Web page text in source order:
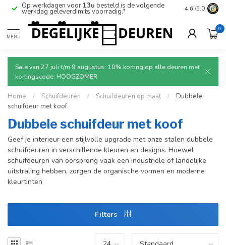
Op werkdagen voor 13u besteld is de volgende
werkdag geleverd mits voorradig.*
Ruim aanbod
deuren.
4.6 /5.0
MENU
0
Sale van 27 juli t/m 9 augustus: 10% korting op alle deuren met
kortingscode: HOOGZOMER
Home / Schuifdeuren / Schuifdeuren op maat /
Dubbele
schuifdeur met koof
Dubbele schuifdeur met koof
Geef je interieur een stijlvolle upgrade met onze stalen dubbele
schuifdeuren in verschillende kleuren en designs. Hoewel
schuifdeuren van oorsprong vaak een industriële of landelijke
uitstraling hebben, zorgen de organische vormen en moderne
kleurtinten
Filters